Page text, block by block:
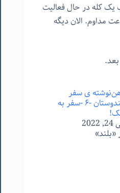
تا نه شب یک کله در حال فعالیت
بدنی بودم. یعنی ١٨ ساعت مداوم. الان دیگه
‌ی سفر
هندوستان -۶ -سفر به
«بلند»